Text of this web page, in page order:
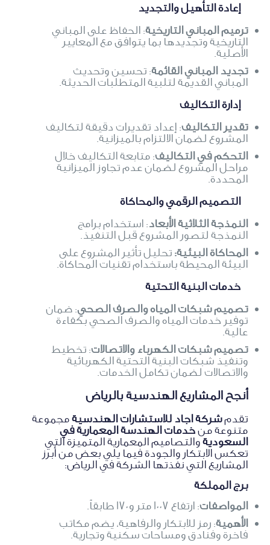
إعادة التأهيل والتجديد
ترميم المباني التاريخية: الحفاظ على المباني
التاريخية وتجديدها بما يتوافق مع المعايير
الأصلية.
تجديد المباني القائمة: تحسين وتحديث
المباني القديمة لتلبية المتطلبات الحديثة.
إدارة التكاليف
تقدير التكاليف: إعداد تقديرات دقيقة لتكاليف
المشروع لضمان الالتزام بالميزانية.
التحكم في التكاليف: متابعة التكاليف خلال
مراحل المشروع لضمان عدم تجاوز الميزانية
المحددة.
التصميم الرقمي والمحاكاة
النمذجة الثلاثية الأبعاد: استخدام برامج
النمذجة لتصور المشروع قبل التنفيذ.
المحاكاة البيئية: تحليل تأثير المشروع على
البيئة المحيطة باستخدام تقنيات المحاكاة.
خدمات البنية التحتية
تصميم شبكات المياه والصرف الصحي: ضمان
توفير خدمات المياه والصرف الصحي بكفاءة
عالية.
تصميم شبكات الكهرباء والاتصالات: تخطيط
وتنفيذ شبكات البنية التحتية الكهربائية
والاتصالات لضمان تكامل الخدمات.
أنجح المشاريع الهندسية بالرياض
تقدمشركة اجاد للاستشارات الهندسيةمجموعة
متنوعة منخدمات الهندسة المعمارية في
السعوديةوالتصاميم المعمارية المتميزة التي
تعكس الابتكار والجودة فيما يلي بعض من أبرز
المشاريع التي نفذتها الشركة في الرياض:
برج المملكة
المواصفات: ارتفاع 1007 متر و170 طابقاً.
الأهمية: رمز للابتكار والرفاهية، يضم مكاتب
فاخرة وفنادق ومساحات سكنية وتجارية.